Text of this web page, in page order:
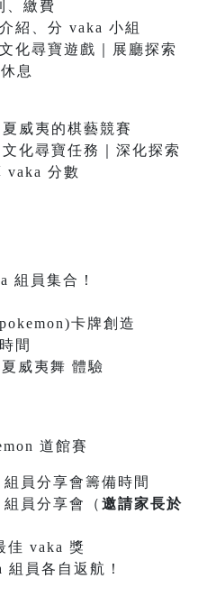
費
、分 vaka 小組
尋寶遊戲｜展廳探索
息
夷的棋藝競賽
尋寶任務｜深化探索
分數
集合！
卡牌創造
間
威夷舞 體驗
道館賽
分享會籌備時間
分享會（ 邀請家長於
vaka 獎
自返航！